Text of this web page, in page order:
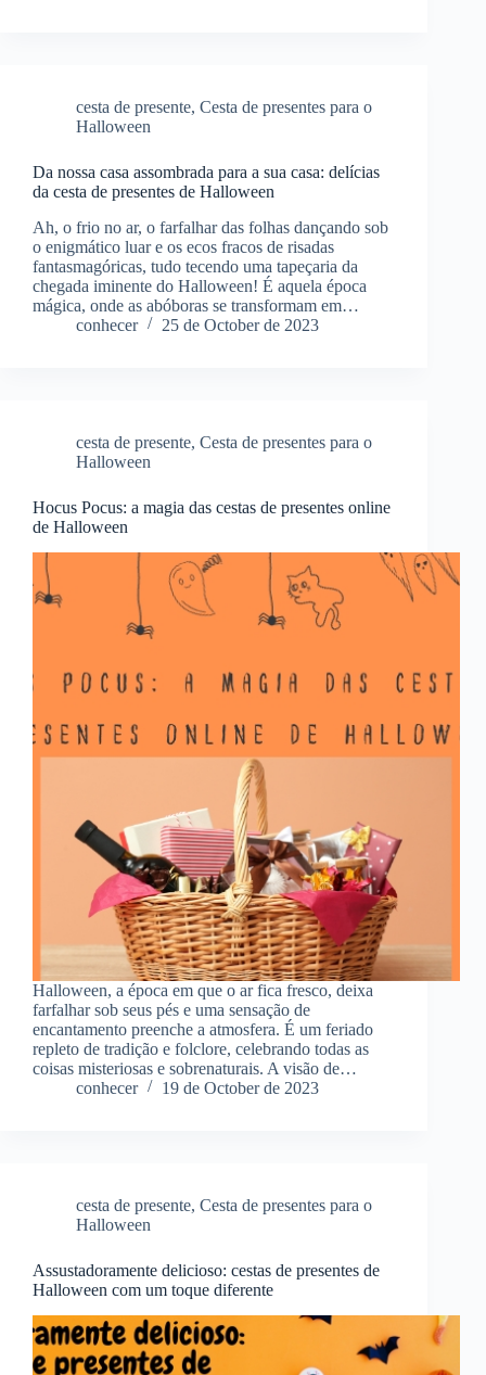
cesta de presente, Cesta de presentes para o
Halloween
Da nossa casa assombrada para a sua casa: delícias
da cesta de presentes de Halloween
Ah, o frio no ar, o farfalhar das folhas dançando sob
o enigmático luar e os ecos fracos de risadas
fantasmagóricas, tudo tecendo uma tapeçaria da
chegada iminente do Halloween! É aquela época
mágica, onde as abóboras se transformam em…
conhecer
25 de October de 2023
cesta de presente, Cesta de presentes para o
Halloween
Hocus Pocus: a magia das cestas de presentes online
de Halloween
Halloween, a época em que o ar fica fresco, deixa
farfalhar sob seus pés e uma sensação de
encantamento preenche a atmosfera. É um feriado
repleto de tradição e folclore, celebrando todas as
coisas misteriosas e sobrenaturais. A visão de…
conhecer
19 de October de 2023
cesta de presente, Cesta de presentes para o
Halloween
Assustadoramente delicioso: cestas de presentes de
Halloween com um toque diferente